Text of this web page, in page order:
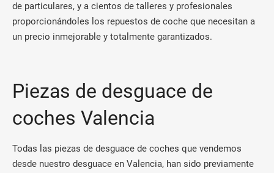
de particulares, y a cientos de talleres y profesionales
proporcionándoles los repuestos de coche que necesitan a
un precio inmejorable y totalmente garantizados.
Piezas de desguace de
coches Valencia
Todas las piezas de desguace de coches que vendemos
desde nuestro desguace en Valencia, han sido previamente